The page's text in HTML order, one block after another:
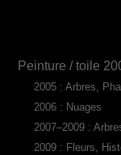
Peinture / toile
2005 : Arbres,
2006 : Nuages
2007–2009 :
2009 : Fleurs,